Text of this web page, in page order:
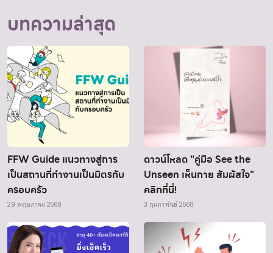
บทความล่าสุด
FFW Guide แนวทางสู่การ
เป็นสถานที่ทำงานเป็นมิตรกับ
ครอบครัว
29 พฤษภาคม 2568
ดาวน์โหลด "คู่มือ See the
Unseen เห็นกาย สัมผัสใจ"
คลิกที่นี่!
3 กุมภาพันธ์ 2568